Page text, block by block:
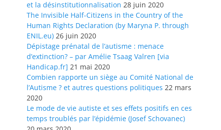
et la désinstitutionnalisation 28 juin 2020
The Invisible Half-Citizens in the Country of the
Human Rights Declaration (by Maryna P. through
ENIL.eu) 26 juin 2020
Dépistage prénatal de l’autisme : menace
d’extinction? – par Amélie Tsaag Valren [via
Handicap.fr] 21 mai 2020
Combien rapporte un siège au Comité National de
l’Autisme ? et autres questions politiques 22 mars
2020
Le mode de vie autiste et ses effets positifs en ces
temps troublés par l’épidémie (Josef Schovanec)